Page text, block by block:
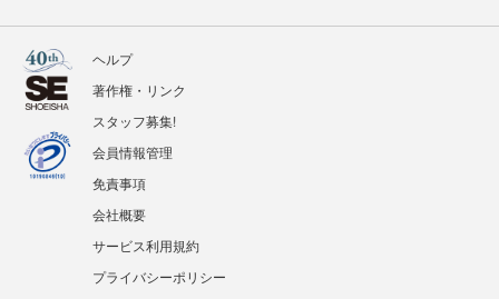
ヘルプ
著作権・リンク
スタッフ募集!
会員情報管理
免責事項
会社概要
サービス利用規約
プライバシーポリシー